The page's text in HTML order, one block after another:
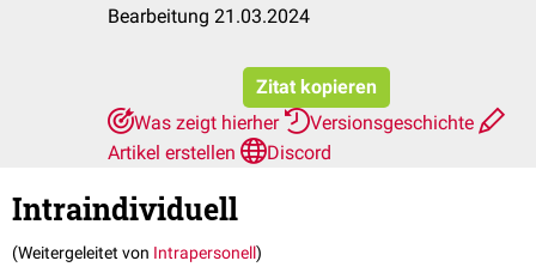
Bearbeitung 21.03.2024
Zitat kopieren
Was zeigt hierher
Versionsgeschichte
Artikel erstellen
Discord
Intraindividuell
(Weitergeleitet von Intrapersonell)